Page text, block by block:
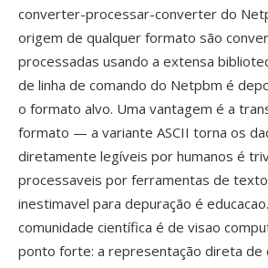
converter-processar-converter do
origem de qualquer formato são
processadas usando a extensa
de linha de comando do Netpbm é
o formato alvo. Uma vantagem é a
formato — a variante ASCII torna os
diretamente legíveis por humanos é
processaveis por ferramentas de
inestimavel para depuração é
comunidade científica é de visao
ponto forte: a representação direta de